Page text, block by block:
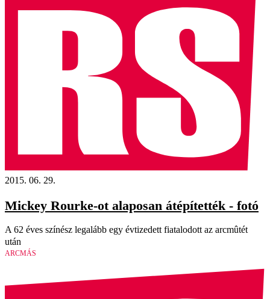
2015. 06. 29.
Mickey Rourke-ot alaposan átépítették - fotó
A 62 éves színész legalább egy évtizedett fiatalodott az arcmûtét
után
ARCMÁS